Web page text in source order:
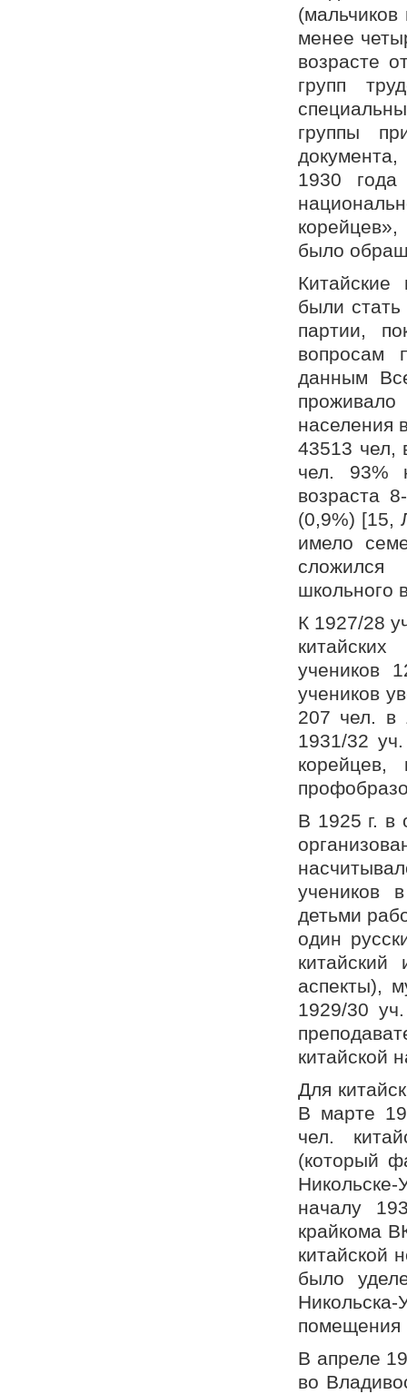
менее
возрасте
групп
группы
1930 года
было
были
партии,
вопросам
данным
проживало
населения
43513 чел,
чел. 93%
возраста
(0,9%) [15,
имело
сложился
школьного
К 1927/28
учеников
учеников
207 чел. в
1931/32
В 1925 г. в
учеников
детьми
один
аспекты),
1929/30
китайской
Для
В марте
чел.
(который
началу
крайкома
китайской
было
Никольска-
помещения
В апреле
во